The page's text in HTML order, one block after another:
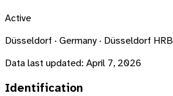
Active
Düsseldorf · Germany · Düsseldorf
Data last updated: April 7, 2026
Identification